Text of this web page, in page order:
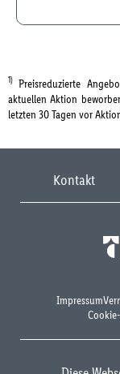
1) Preisreduzierte
aktuellen Aktion
letzten 30 Tagen vor
Kontakt
Impressum